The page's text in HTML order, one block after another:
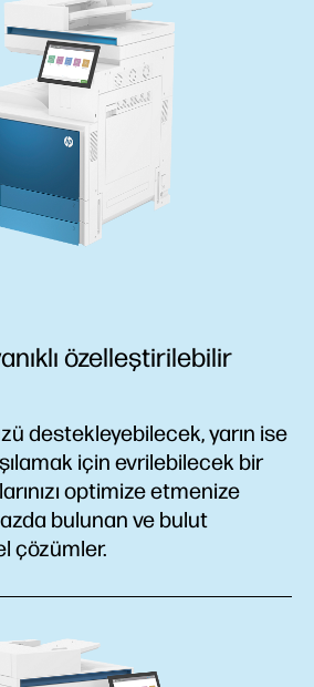
özelleştirilebilir
destekleyebilecek, yarın ise
için evrilebilecek bir
optimize etmenize
bulunan ve bulut
çözümler.